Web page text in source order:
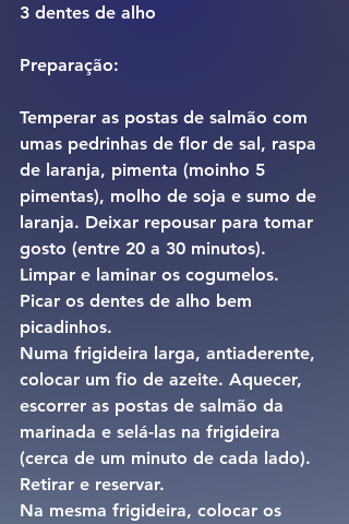
3 dentes de alho
Preparação:
Temperar as postas de salmão com
umas pedrinhas de flor de sal, raspa
de laranja, pimenta (moinho 5
pimentas), molho de soja e sumo de
laranja. Deixar repousar para tomar
gosto (entre 20 a 30 minutos).
Limpar e laminar os cogumelos.
Picar os dentes de alho bem
picadinhos.
Numa frigideira larga, antiaderente,
colocar um fio de azeite. Aquecer,
escorrer as postas de salmão da
marinada e selá-las na frigideira
(cerca de um minuto de cada lado).
Retirar e reservar.
Na mesma frigideira, colocar os